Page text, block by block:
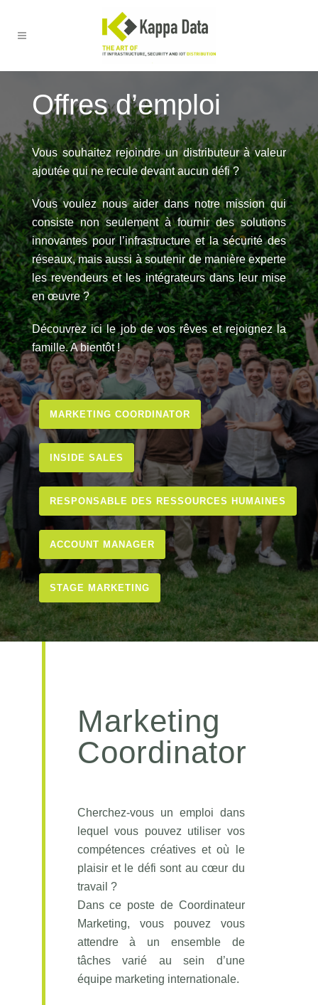
Offres d’emploi
Vous souhaitez rejoindre un distributeur à valeur
ajoutée qui ne recule devant aucun défi ?
Vous voulez nous aider dans notre mission qui
consiste non seulement à fournir des solutions
innovantes pour l’infrastructure et la sécurité des
réseaux, mais aussi à soutenir de manière experte
les revendeurs et les intégrateurs dans leur mise
en œuvre ?
Découvrez ici le job de vos rêves et rejoignez la
famille. A bientôt !
MARKETING COORDINATOR
INSIDE SALES
RESPONSABLE DES RESSOURCES HUMAINES
ACCOUNT MANAGER
STAGE MARKETING
Marketing
Coordinator
Cherchez-vous un emploi dans
lequel vous pouvez utiliser vos
compétences créatives et où le
plaisir et le défi sont au cœur du
travail ?
Dans ce poste de Coordinateur
Marketing, vous pouvez vous
attendre à un ensemble de
tâches varié au sein d’une
équipe marketing internationale.